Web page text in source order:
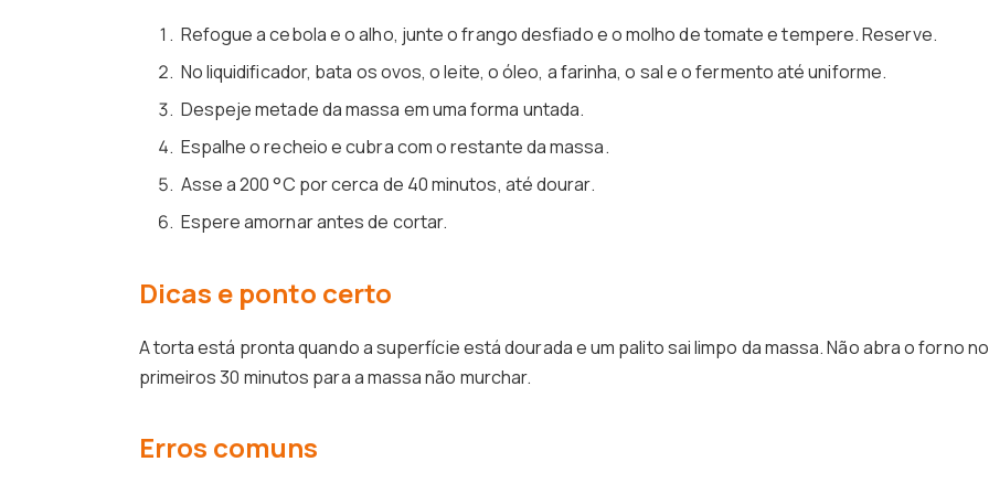
Refogue a cebola e o alho, junte o frango desfiado e o molho de tomate e tempere. Reserve.
No liquidificador, bata os ovos, o leite, o óleo, a farinha, o sal e o fermento até uniforme.
Despeje metade da massa em uma forma untada.
Espalhe o recheio e cubra com o restante da massa.
Asse a 200 °C por cerca de 40 minutos, até dourar.
Espere amornar antes de cortar.
Dicas e ponto certo
A torta está pronta quando a superfície está dourada e um palito sai limpo da massa. Não abra o forno
primeiros 30 minutos para a massa não murchar.
Erros comuns